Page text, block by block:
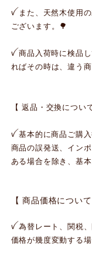
ꪜ また、天然木使用
ございます。🌳
ꪜ 商品入荷時に検品
ればその時は、違う
【 返品・交換につい
ꪜ 基本的に商品ご購
商品の誤発送、イン
ある場合を除き、基
【 商品価格について
ꪜ 為替レート、関税
価格が幾度変動する